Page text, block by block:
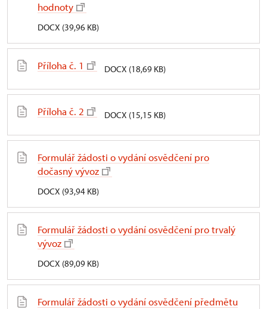
hodnoty
DOCX (39,96 KB)
Příloha č. 1 DOCX (18,69 KB)
Příloha č. 2 DOCX (15,15 KB)
Formulář žádosti o vydání osvědčení pro
dočasný vývoz
DOCX (93,94 KB)
Formulář žádosti o vydání osvědčení pro trvalý
vývoz
DOCX (89,09 KB)
Formulář žádosti o vydání osvědčení předmětu